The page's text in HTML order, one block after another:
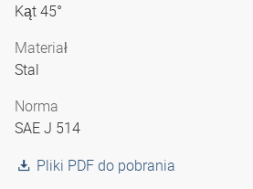
Kąt 45°
Materiał
Stal
Norma
SAE J 514
Pliki PDF do pobrania